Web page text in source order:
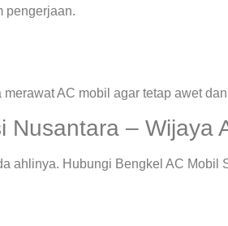
pengerjaan.
AC mobil agar tetap awet
Nusantara – Wijaya
ahlinya. Hubungi Bengkel AC Mobil